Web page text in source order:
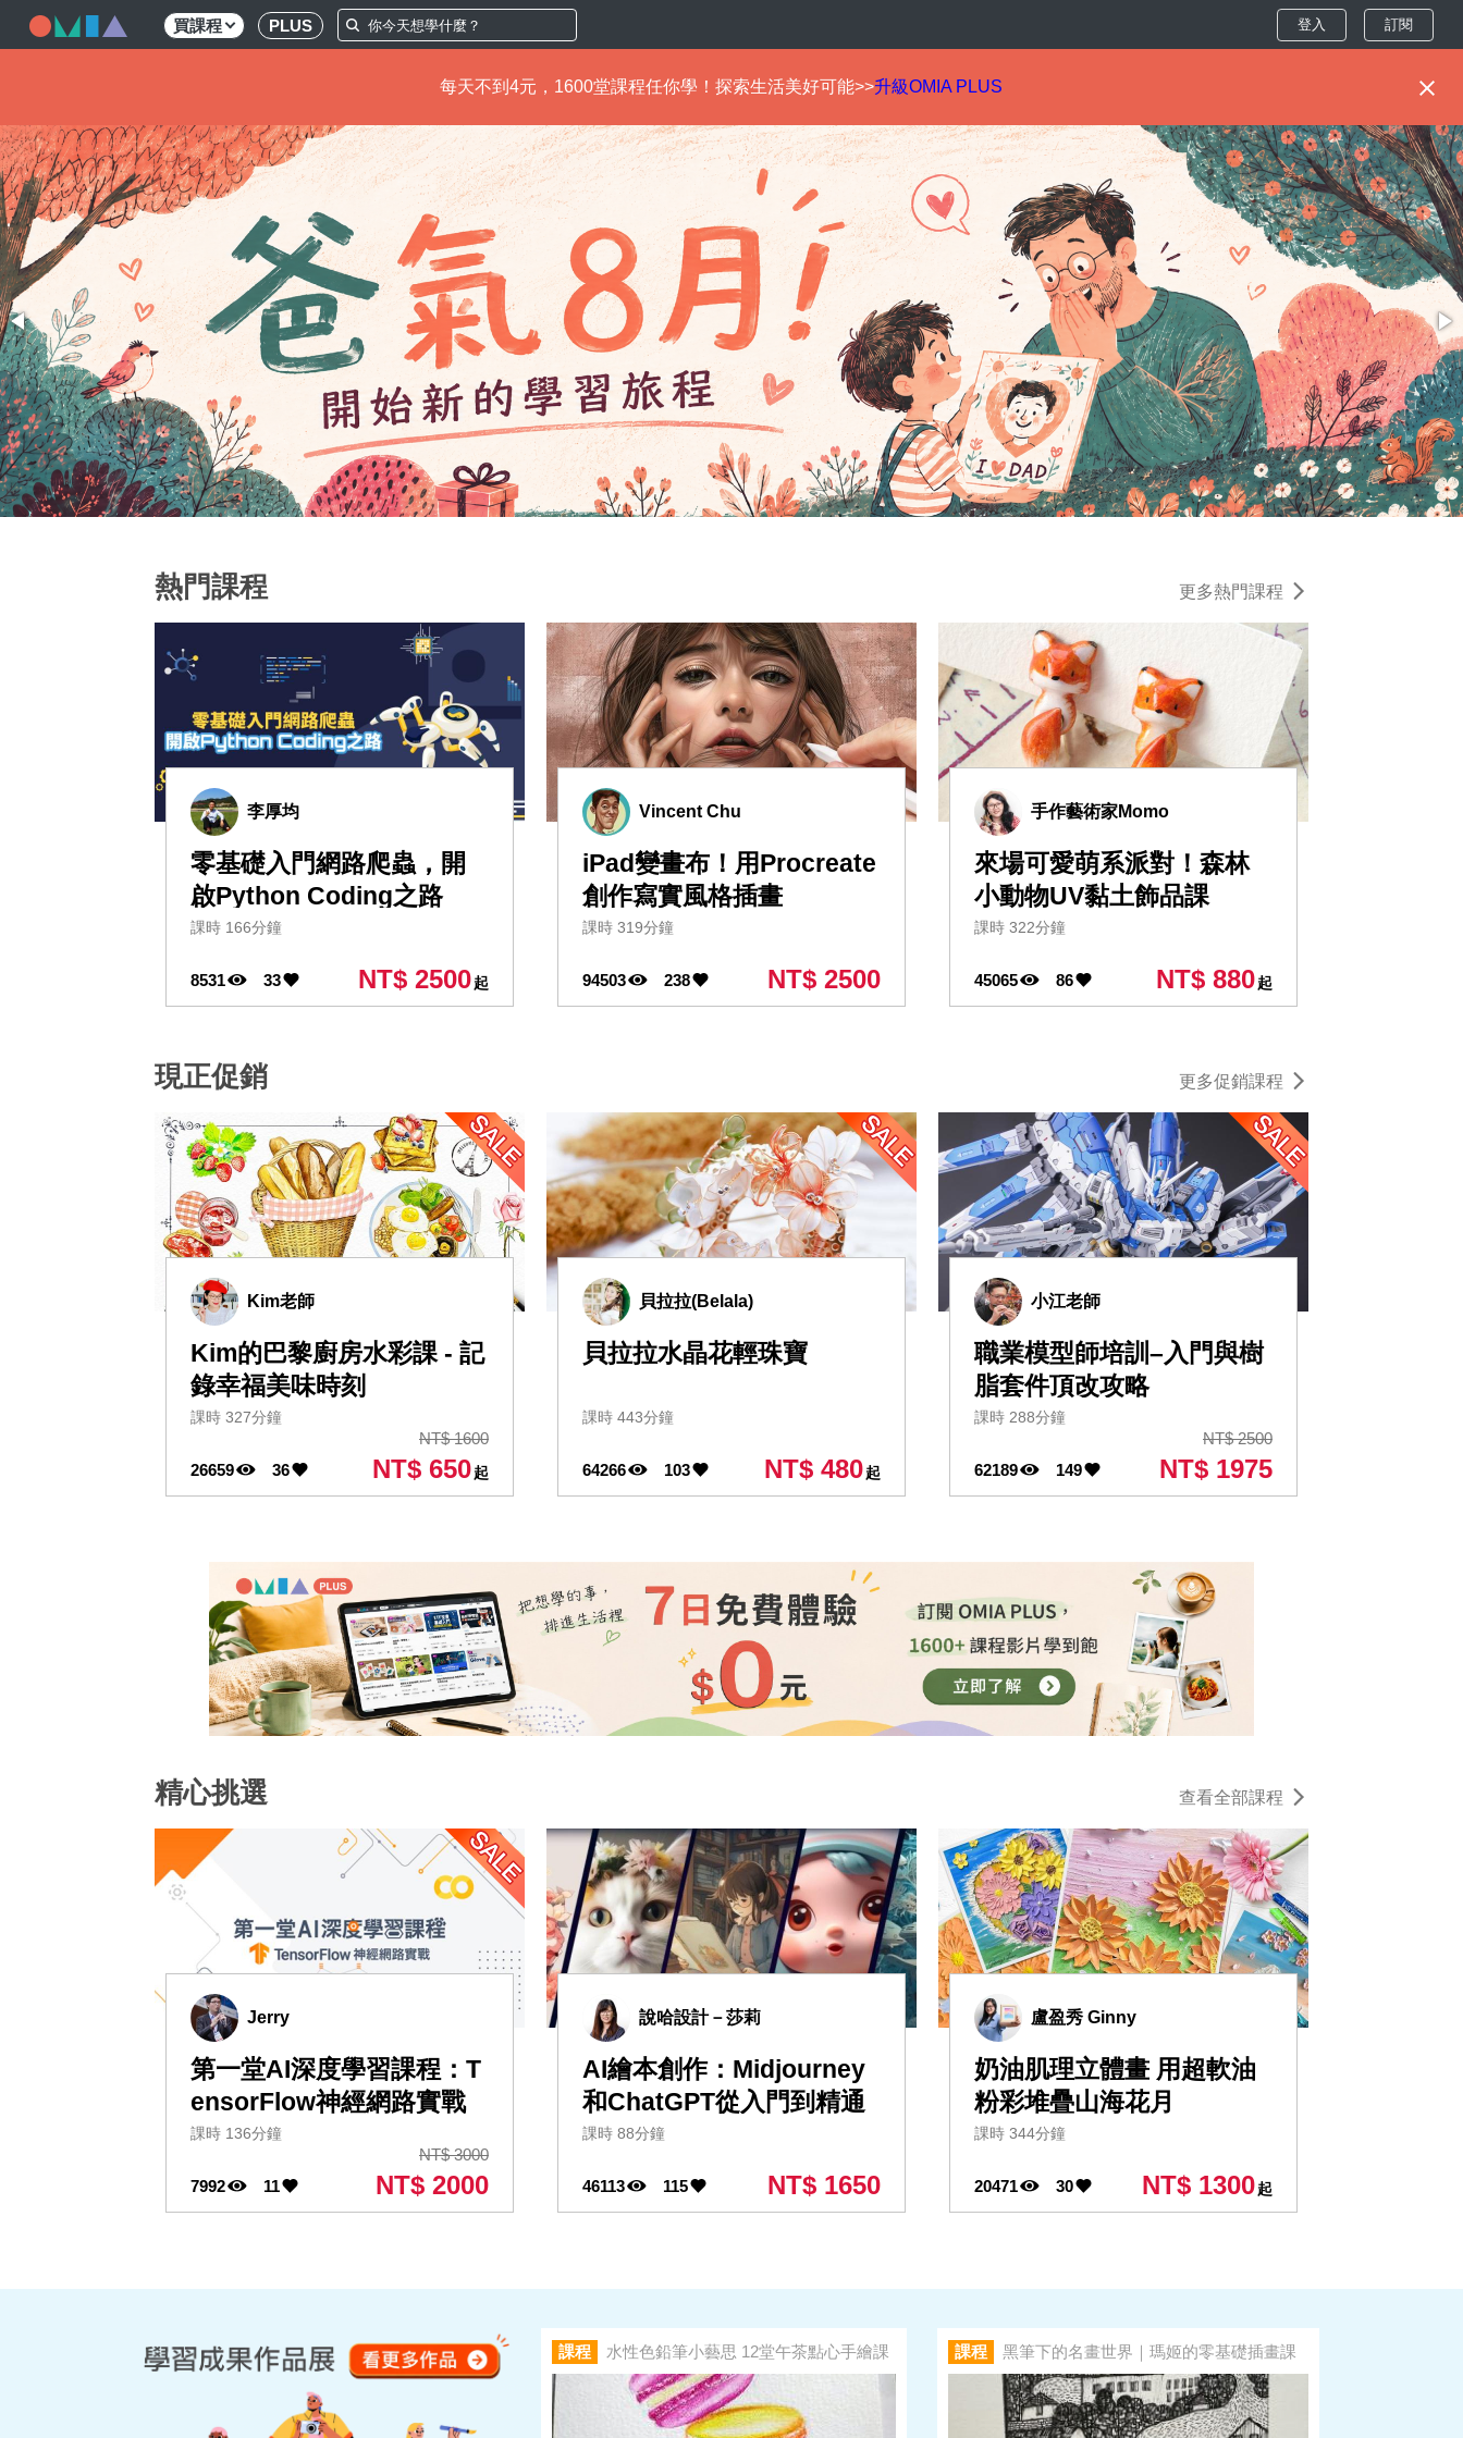
移
至
主
內
容
買課程 PLUS 登入 訂閱
每天不到4元，1600堂課程任你學！探索生活美好可能>>升級OMIA PLUS
熱門課程 更多熱門課程
李厚均
零基礎入門網路爬蟲，開
啟Python Coding之路
課時 166分鐘
8531 33 NT$ 2500起
Vincent Chu
iPad變畫布！用Procreate
創作寫實風格插畫
課時 319分鐘
94503 238 NT$ 2500
手作藝術家Momo
來場可愛萌系派對！森林
小動物UV黏土飾品課
課時 322分鐘
45065 86 NT$ 880起
現正促銷 更多促銷課程
Kim老師
Kim的巴黎廚房水彩課 - 記
錄幸福美味時刻
課時 327分鐘
26659 36
NT$ 1600
NT$ 650起
貝拉拉(Belala)
貝拉拉水晶花輕珠寶
課時 443分鐘
64266 103 NT$ 480起
小江老師
職業模型師培訓–入門與樹
脂套件頂改攻略
課時 288分鐘
62189 149
NT$ 2500
NT$ 1975
精心挑選 查看全部課程
Jerry
第一堂AI深度學習課程：T
ensorFlow神經網路實戰
課時 136分鐘
7992 11
NT$ 3000
NT$ 2000
說哈設計－莎莉
AI繪本創作：Midjourney
和ChatGPT從入門到精通
課時 88分鐘
46113 115 NT$ 1650
盧盈秀 Ginny
奶油肌理立體畫 用超軟油
粉彩堆疊山海花月
課時 344分鐘
20471 30 NT$ 1300起
課程 水性色鉛筆小藝思 12堂午茶點心手繪課 課程 黑筆下的名畫世界｜瑪姬的零基礎插畫課